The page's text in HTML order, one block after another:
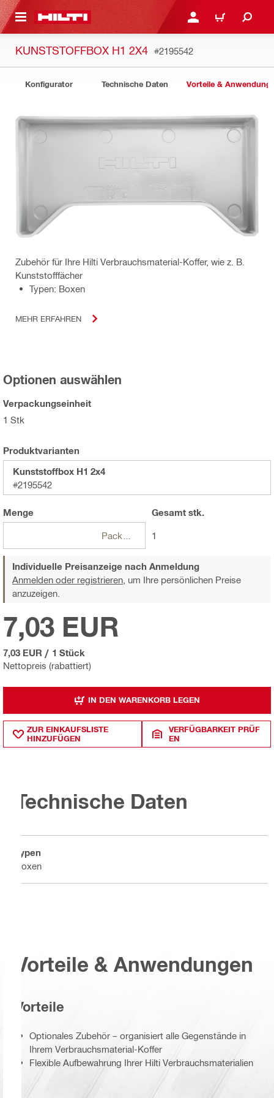
ANMELDEN ODER
WARENKORB
KUNSTSTOFFBOX H1 2X4 #2195542
Konfigurator Technische Daten Vorteile &
Zubehör für Ihre Hilti Verbrauchsmaterial-Koffer, wie z. B.
Kunststofffächer
Typen: Boxen
MEHR ERFAHREN
Optionen auswählen
Verpackungseinheit
1 Stk
Produktvarianten
Kunststoffbox H1 2x4
#2195542
Menge
Packungen
Gesamtstk.
1
Individuelle Preisanzeige nach Anmeldung
Anmelden oder registrieren, um Ihre persönlichen Preise
anzuzeigen.
Nettopreis (rabattiert)
7,03 EUR
7,03 EUR / 1 Stück
IN DEN WARENKORB LEGEN
ZUR EINKAUFSLISTE
HINZUFÜGEN
VERFÜGBARKEIT PRÜF
EN
Technische Daten
Typen
Boxen
Vorteile & Anwendungen
Vorteile
Optionales Zubehör – organisiert alle Gegenstände in
Ihrem Verbrauchsmaterial-Koffer
Flexible Aufbewahrung Ihrer Hilti Verbrauchsmaterialien